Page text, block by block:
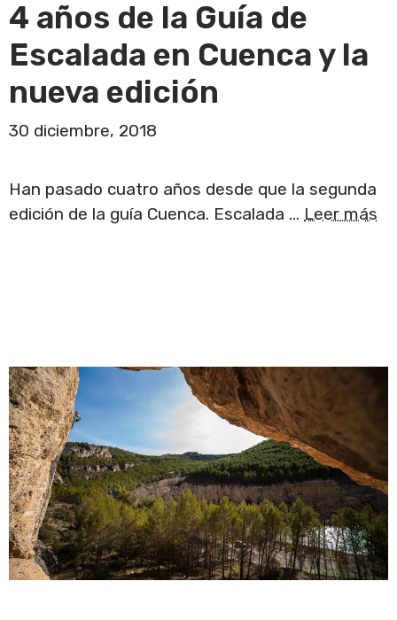
4 años de la Guía de
Escalada en Cuenca y la
nueva edición
30 diciembre, 2018
Han pasado cuatro años desde que la segunda
edición de la guía Cuenca. Escalada … Leer más